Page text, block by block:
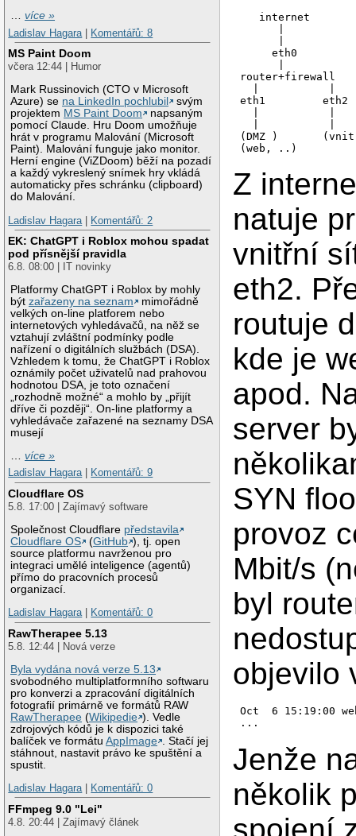
…více »
Ladislav Hagara
Komentářů: 8
MS Paint Doom
včera 12:44 | Humor
Mark Russinovich (CTO v Microsoft
Azure) se na LinkedIn pochlubil
svým
projektem MS Paint Doom
napsaným
pomocí Claude. Hru Doom umožňuje
hrát v programu Malování (Microsoft
Paint). Malování funguje jako monitor.
Herní engine (ViZDoom) běží na pozadí
a každý vykreslený snímek hry vkládá
automaticky přes schránku (clipboard)
do Malování.
Ladislav Hagara
Komentářů: 2
EK: ChatGPT i Roblox mohou spadat
pod přísnější pravidla
6.8. 08:00 | IT novinky
Platformy ChatGPT i Roblox by mohly
býtzařazeny na seznam
mimořádně
velkých on-line platforem nebo
internetových vyhledávačů, na něž se
vztahují zvláštní podmínky podle
nařízení o digitálních službách (DSA).
Vzhledem k tomu, že ChatGPT i Roblox
oznámily počet uživatelů nad prahovou
hodnotou DSA, je toto označení
„rozhodně možné“ a mohlo by „přijít
dříve či později“. On-line platformy a
vyhledávače zařazené na seznamy DSA
musejí
…více »
Ladislav Hagara| Komentářů: 9
Cloudflare OS
5.8. 17:00 | Zajímavý software
Společnost Cloudflare představila
Cloudflare OS
(GitHub ), tj. open
source platformu navrženou pro
integraci umělé inteligence (agentů)
přímo do pracovních procesů
organizací.
Ladislav Hagara| Komentářů: 0
RawTherapee 5.13
5.8. 12:44 | Nová verze
Byla vydána nová verze 5.13
svobodného multiplatformního softwaru
pro konverzi a zpracování digitálních
fotografií primárně ve formátů RAW
RawTherapee (Wikipedie ). Vedle
zdrojových kódů je k dispozici také
balíček ve formátuAppImage
. Stačí jej
stáhnout, nastavit právo ke spuštění a
spustit.
Ladislav Hagara| Komentářů: 0
FFmpeg 9.0 "Lei"
4.8. 20:44 | Zajímavý článek
   internet
     eth0
router+firewall
eth1         eth2
(DMZ )
Z
natuje
vnitřní
eth2.
routuje
kde je
apod.
server
SYN
provoz
Mbit/s
byl
objevilo
Oct  6 15:19:00
Jenže
několik